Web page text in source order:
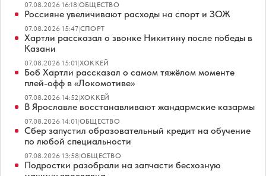
07.08.2026 16:18|ОБЩЕСТВО
Россияне увеличивают расходы на спорт и ЗОЖ
07.08.2026 15:47|СПОРТ
Хартли рассказал о звонке Никитину после победы в
Казани
07.08.2026 15:01|ХОККЕЙ
Боб Хартли рассказал о самом тяжёлом моменте
плей-офф в «Локомотиве»
07.08.2026 14:52|ХОККЕЙ
В Ярославле восстанавливают жандармские казармы
07.08.2026 14:01|ОБЩЕСТВО
Сбер запустил образовательный кредит на обучение
по любой специальности
07.08.2026 13:58|ОБЩЕСТВО
Подростки разобрали на запчасти бесхозную